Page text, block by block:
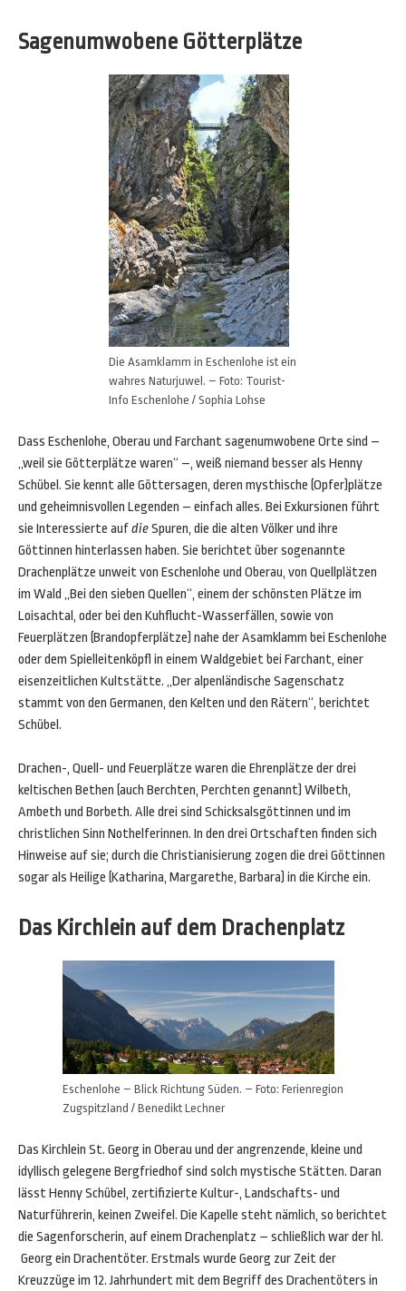
Sagenumwobene Götterplätze
Die Asamklamm in Eschenlohe ist ein
wahres Naturjuwel. – Foto: Tourist-
Info Eschenlohe / Sophia Lohse
Dass Eschenlohe, Oberau und Farchant sagenumwobene Orte sind –
„weil sie Götterplätze waren“ –, weiß niemand besser als Henny
Schübel. Sie kennt alle Göttersagen, deren mysthische (Opfer)plätze
und geheimnisvollen Legenden – einfach alles. Bei Exkursionen führt
sie Interessierte aufdieSpuren, die die alten Völker und ihre
Göttinnen hinterlassen haben. Sie berichtet über sogenannte
Drachenplätze unweit von Eschenlohe und Oberau, von Quellplätzen
im Wald „Bei den sieben Quellen“, einem der schönsten Plätze im
Loisachtal, oder bei den Kuhflucht-Wasserfällen, sowie von
Feuerplätzen (Brandopferplätze) nahe der Asamklamm bei Eschenlohe
oder dem Spielleitenköpfl in einem Waldgebiet bei Farchant, einer
eisenzeitlichen Kultstätte. „Der alpenländische Sagenschatz
stammt von den Germanen, den Kelten und den Rätern“, berichtet
Schübel.
Drachen-, Quell- und Feuerplätze waren die Ehrenplätze der drei
keltischen Bethen (auch Berchten, Perchten genannt) Wilbeth,
Ambeth und Borbeth. Alle drei sind Schicksalsgöttinnen und im
christlichen Sinn Nothelferinnen. In den drei Ortschaften finden sich
Hinweise auf sie; durch die Christianisierung zogen die drei Göttinnen
sogar als Heilige (Katharina, Margarethe, Barbara) in die Kirche ein.
Das Kirchlein auf dem Drachenplatz
Eschenlohe – Blick Richtung Süden. – Foto: Ferienregion
Zugspitzland / Benedikt Lechner
Das Kirchlein St. Georg in Oberau und der angrenzende, kleine und
idyllisch gelegene Bergfriedhof sind solch mystische Stätten. Daran
lässt Henny Schübel, zertifizierte Kultur-, Landschafts- und
Naturführerin, keinen Zweifel. Die Kapelle steht nämlich, so berichtet
die Sagenforscherin, auf einem Drachenplatz – schließlich war der hl.
Georg ein Drachentöter. Erstmals wurde Georg zur Zeit der
Kreuzzüge im 12. Jahrhundert mit dem Begriff des Drachentöters in